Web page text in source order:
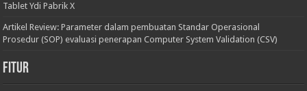
Tablet Ydi Pabrik X
Artikel Review: Parameter dalam pembuatan Standar Operasional
Prosedur (SOP) evaluasi penerapan Computer System Validation (CSV)
Fitur